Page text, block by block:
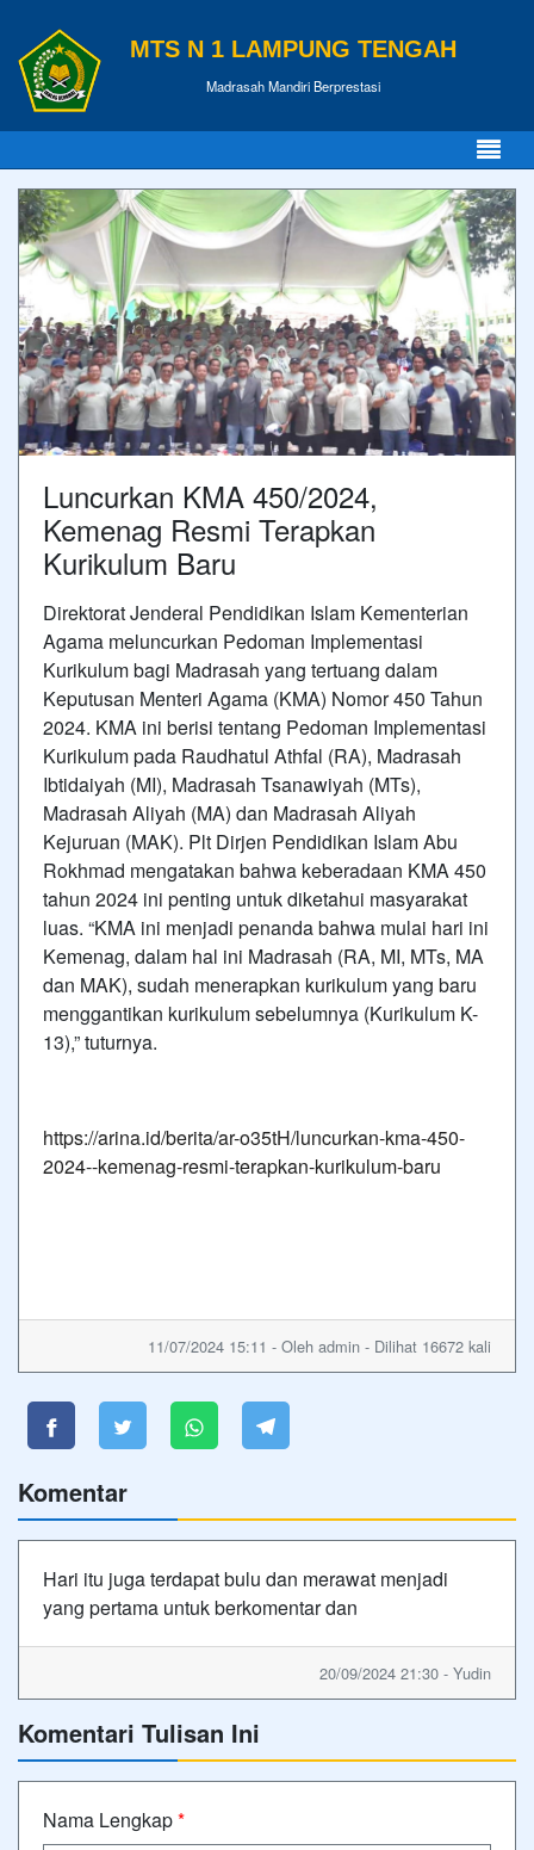
MTS N 1 LAMPUNG TENGAH
Madrasah Mandiri Berprestasi
Luncurkan KMA 450/2024,
Kemenag Resmi Terapkan
Kurikulum Baru
Direktorat Jenderal Pendidikan Islam Kementerian
Agama meluncurkan Pedoman Implementasi
Kurikulum bagi Madrasah yang tertuang dalam
Keputusan Menteri Agama (KMA) Nomor 450 Tahun
2024. KMA ini berisi tentang Pedoman Implementasi
Kurikulum pada Raudhatul Athfal (RA), Madrasah
Ibtidaiyah (MI), Madrasah Tsanawiyah (MTs),
Madrasah Aliyah (MA) dan Madrasah Aliyah
Kejuruan (MAK). Plt Dirjen Pendidikan Islam Abu
Rokhmad mengatakan bahwa keberadaan KMA 450
tahun 2024 ini penting untuk diketahui masyarakat
luas. “KMA ini menjadi penanda bahwa mulai hari ini
Kemenag, dalam hal ini Madrasah (RA, MI, MTs, MA
dan MAK), sudah menerapkan kurikulum yang baru
menggantikan kurikulum sebelumnya (Kurikulum K-
13),” tuturnya.
https://arina.id/berita/ar-o35tH/luncurkan-kma-450-
2024--kemenag-resmi-terapkan-kurikulum-baru
11/07/2024 15:11 - Oleh admin - Dilihat 16672 kali
Komentar
Hari itu juga terdapat bulu dan merawat menjadi
yang pertama untuk berkomentar dan
20/09/2024 21:30 - Yudin
Komentari Tulisan Ini
Nama Lengkap*